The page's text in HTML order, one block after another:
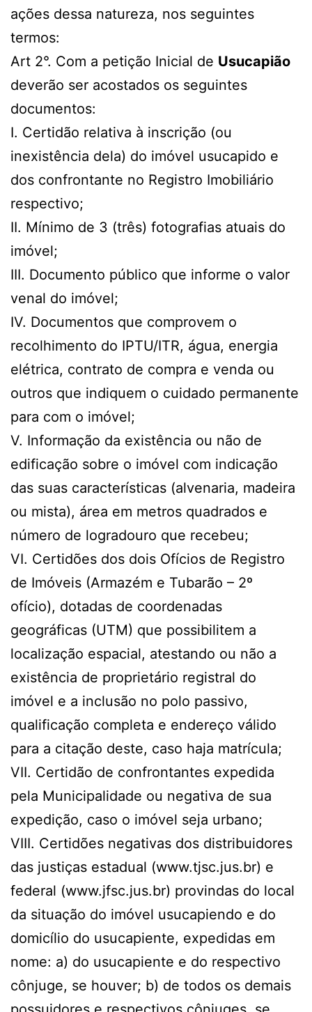
ações dessa natureza, nos seguintes
termos:
Art 2°. Com a petição Inicial de Usucapião
deverão ser acostados os seguintes
documentos:
I. Certidão relativa à inscrição (ou
inexistência dela) do imóvel usucapido e
dos confrontante no Registro Imobiliário
respectivo;
II. Mínimo de 3 (três) fotografias atuais do
imóvel;
III. Documento público que informe o valor
venal do imóvel;
IV. Documentos que comprovem o
recolhimento do IPTU/ITR, água, energia
elétrica, contrato de compra e venda ou
outros que indiquem o cuidado permanente
para com o imóvel;
V. Informação da existência ou não de
edificação sobre o imóvel com indicação
das suas características (alvenaria, madeira
ou mista), área em metros quadrados e
número de logradouro que recebeu;
VI. Certidões dos dois Ofícios de Registro
de Imóveis (Armazém e Tubarão – 2º
ofício), dotadas de coordenadas
geográficas (UTM) que possibilitem a
localização espacial, atestando ou não a
existência de proprietário registral do
imóvel e a inclusão no polo passivo,
qualificação completa e endereço válido
para a citação deste, caso haja matrícula;
VII. Certidão de confrontantes expedida
pela Municipalidade ou negativa de sua
expedição, caso o imóvel seja urbano;
VIII. Certidões negativas dos distribuidores
das justiças estadual (www.tjsc.jus.br) e
federal (www.jfsc.jus.br) provindas do local
da situação do imóvel usucapiendo e do
domicílio do usucapiente, expedidas em
nome: a) do usucapiente e do respectivo
cônjuge, se houver; b) de todos os demais